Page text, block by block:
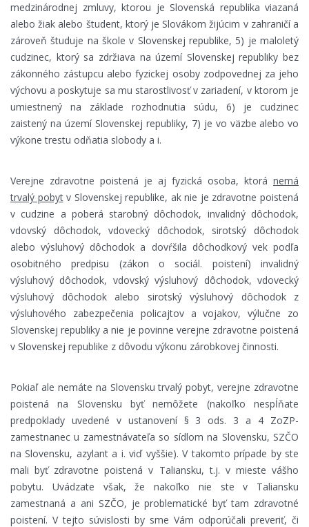
medzinárodnej zmluvy, ktorou je Slovenská republika viazaná
alebo žiak alebo študent, ktorý je Slovákom žijúcim v zahraničí a
zároveň študuje na škole v Slovenskej republike, 5) je maloletý
cudzinec, ktorý sa zdržiava na území Slovenskej republiky bez
zákonného zástupcu alebo fyzickej osoby zodpovednej za jeho
výchovu a poskytuje sa mu starostlivosť v zariadení, v ktorom je
umiestnený na základe rozhodnutia súdu, 6) je cudzinec
zaistený na území Slovenskej republiky, 7) je vo väzbe alebo vo
výkone trestu odňatia slobody a i.
Verejne zdravotne poistená je aj fyzická osoba, ktorá nemá
trvalý pobytv Slovenskej republike, ak nie je zdravotne poistená
v cudzine a poberá starobný dôchodok, invalidný dôchodok,
vdovský dôchodok, vdovecký dôchodok, sirotský dôchodok
alebo výsluhový dôchodok a dovŕšila dôchodkový vek podľa
osobitného predpisu (zákon o sociál. poistení) invalidný
výsluhový dôchodok, vdovský výsluhový dôchodok, vdovecký
výsluhový dôchodok alebo sirotský výsluhový dôchodok z
výsluhového zabezpečenia policajtov a vojakov, výlučne zo
Slovenskej republiky a nie je povinne verejne zdravotne poistená
v Slovenskej republike z dôvodu výkonu zárobkovej činnosti.
Pokiaľ ale nemáte na Slovensku trvalý pobyt, verejne zdravotne
poistená na Slovensku byť nemôžete (nakoľko nespĺňate
predpoklady uvedené v ustanovení § 3 ods. 3 a 4 ZoZP-
zamestnanec u zamestnávateľa so sídlom na Slovensku, SZČO
na Slovensku, azylant a i. viď vyššie). V takomto prípade by ste
mali byť zdravotne poistená v Taliansku, t.j. v mieste vášho
pobytu. Uvádzate však, že nakoľko nie ste v Taliansku
zamestnaná a ani SZČO, je problematické byť tam zdravotné
poistení. V tejto súvislosti by sme Vám odporúčali preveriť, či